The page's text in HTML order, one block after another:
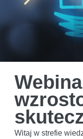
Witaj w strefie